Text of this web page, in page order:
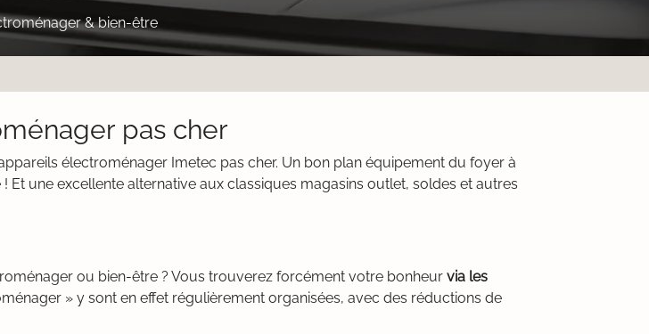
& bien-être
pas cher
électroménager Imetec pas cher. Un bon plan équipement du foyer à
une excellente alternative aux classiques magasins outlet, soldes et autres
ou bien-être ? Vous trouverez forcément votre bonheur via les
» y sont en effet régulièrement organisées, avec des réductions de